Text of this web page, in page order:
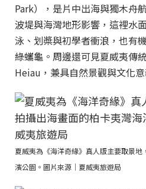
Park），是片中出海與獨木舟
波堤與海灣地形影響，這裡水
泳、划槳與初學者衝浪，也有
綠蠵龜。周邊還可見夏威夷傳
Heiau，兼具自然景觀與文化意
夏威夷為《海洋奇緣》真人版主要取景
濱公園。圖片來源｜夏威夷旅遊局